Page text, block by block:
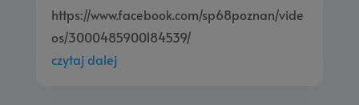
https://www.facebook.com/sp68poznan/vide
os/3000485900184539/
czytaj dalej